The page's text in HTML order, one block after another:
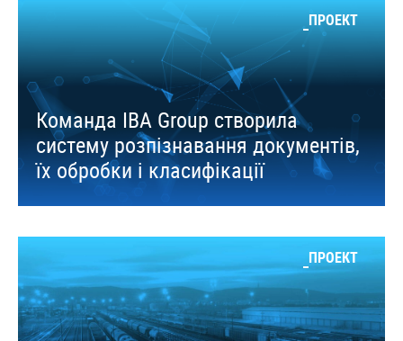
ПРОЕКТ
Команда IBA Group створила
систему розпізнавання документів,
їх обробки і класифікації
ПРОЕКТ